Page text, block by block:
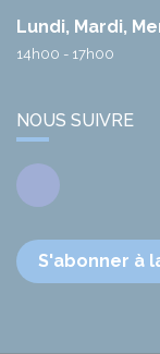
Lundi, Mardi,
14h00 - 17h00
NOUS SUIVRE
Facebook
S'abonner à